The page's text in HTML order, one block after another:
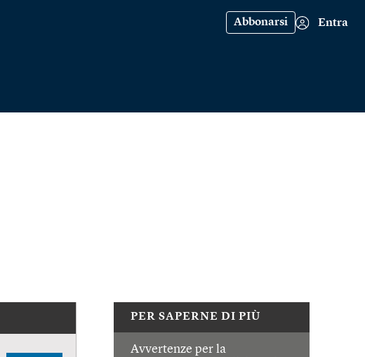
Abbonarsi Entra
PER SAPERNE DI PIÙ
Avvertenze per la